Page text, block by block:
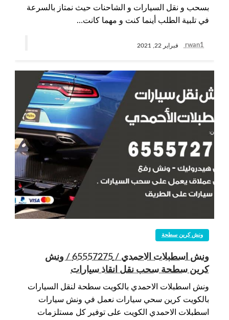
بسحب و نقل السيارات و الشاحنات حيث نمتاز بالسرعة
في تلبية الطلب أينما كنت و مهما كانت…
rwan1 فبراير 22, 2021
ونش كرين سطحة
ونش اسطبلات الاحمدي / 65557275 / ونش
كرين سطحة سحب نقل انقاذ سيارات
ونش اسطبلات الاحمدي بالكويت سطحة لنقل السيارات
بالكويت كرين سحي سيارات نعمل في ونش سيارات
اسطبلات الاحمدي الكويت على توفير كل مستلزمات